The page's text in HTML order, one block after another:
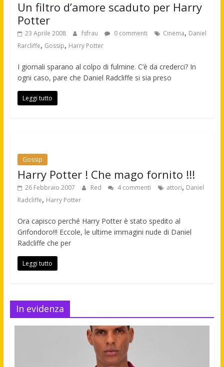
Un filtro d’amore scaduto per Harry
Potter
23 Aprile 2008 fsfrau 0 commenti Cinema, Daniel
Rarcliffe, Gossip, Harry Potter
I giornali sparano al colpo di fulmine. C’è da crederci? In
ogni caso, pare che Daniel Radcliffe si sia preso
Leggi tutto
Gossip
Harry Potter ! Che mago fornito !!!
26 Febbraio 2007 Red 4 commenti attori, Daniel
Radcliffe, Harry Potter
Ora capisco perché Harry Potter è stato spedito al
Grifondoro!!! Eccole, le ultime immagini nude di Daniel
Radcliffe che per
Leggi tutto
In evidenza